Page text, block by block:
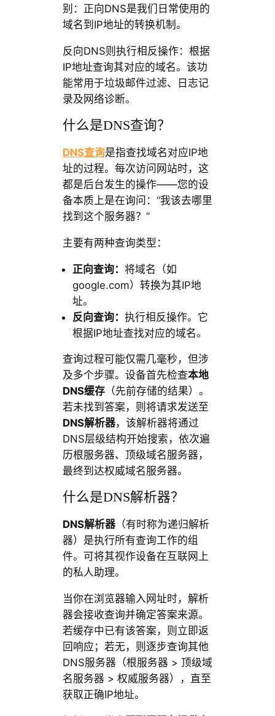
别：正向DNS是我们日常使用的
域名到IP地址的转换机制。
反向DNS则执行相反操作：根据
IP地址查询其对应的域名。该功
能常用于垃圾邮件过滤、日志记
录及网络诊断。
什么是DNS查询？
DNS查询是指查找域名对应IP地
址的过程。每次访问网站时，这
都是后台发生的操作——您的设
备本质上是在询问：“我该去哪里
找到这个服务器？”
主要有两种查询类型：
正向查询： 将域名（如
google.com）转换为其IP地
址。
反向查询： 执行相反操作。它
根据IP地址查找对应的域名。
查询过程可能仅需几毫秒，但涉
及多个步骤。设备首先检查本地
DNS缓存（先前存储的结果）。
若未找到答案，则将请求发送至
DNS解析器，该解析器将通过
DNS层级结构开始搜索，依次遍
历根服务器、顶级域名服务器，
最终到达权威域名服务器。
什么是DNS解析器？
DNS解析器（有时称为递归解析
器）是执行所有查询工作的组
件。可将其视作设备在互联网上
的私人助理。
当你在浏览器输入网址时，解析
器会接收查询并确定答案来源。
若缓存中已有该答案，则立即返
回响应；若无，则逐步查询其他
DNS服务器（根服务器 > 顶级域
名服务器 > 权威服务器），直至
获取正确IP地址。